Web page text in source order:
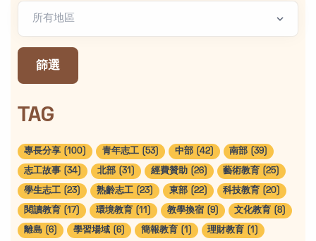
地區篩選
篩選
TAG
專長分享 (100) 青年志工 (53) 中部 (42) 南部 (39)
志工故事 (34) 北部 (31) 經費贊助 (26) 藝術教育 (25)
學生志工 (23) 熟齡志工 (23) 東部 (22) 科技教育 (20)
閱讀教育 (17) 環境教育 (11) 教學換宿 (9) 文化教育 (8)
離島 (6) 學習場域 (6) 簡報教育 (1) 理財教育 (1)